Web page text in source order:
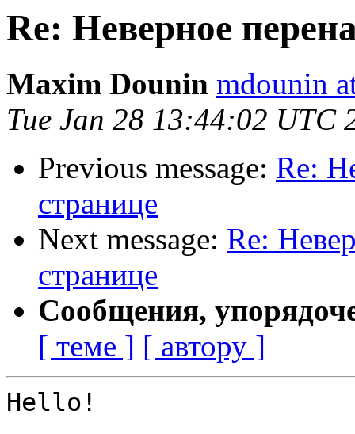
Re: Неверное
Maxim Dounin mdounin
Tue Jan 28 13:44:02 UTC
Previous message: Re:
странице
Next message: Re:
странице
Сообщения,
[ теме ] [ автору ]
Hello!